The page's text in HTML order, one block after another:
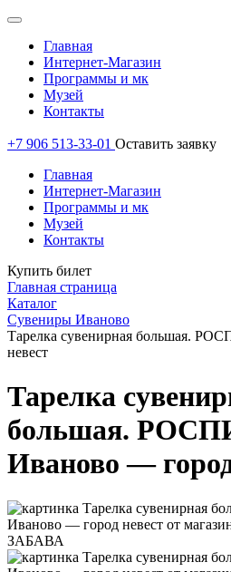
Главная
Интернет-Магазин
Программы и мк
Музей
Контакты
+7 906 513-33-01 Оставить заявку
Главная
Интернет-Магазин
Программы и мк
Музей
Контакты
Купить билет
Главная страница
Каталог
Сувениры Иваново
Тарелка сувенирная большая.
невест
Тарелка
большая.
Иваново —